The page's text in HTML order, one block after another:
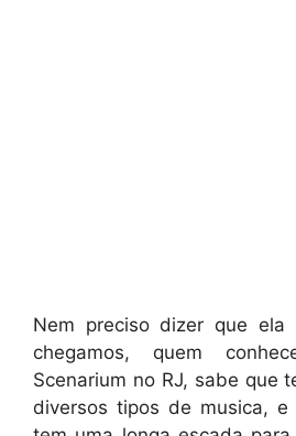
Nem preciso dizer que ela
chegamos, quem
Scenarium no RJ, sabe que
diversos tipos de musica,